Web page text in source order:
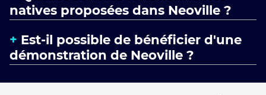
natives proposées dans Neoville ?
Est-il possible de bénéficier d'une
démonstration de Neoville ?